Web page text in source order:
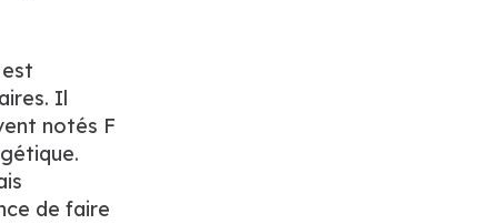
est
Il
notés F
de faire